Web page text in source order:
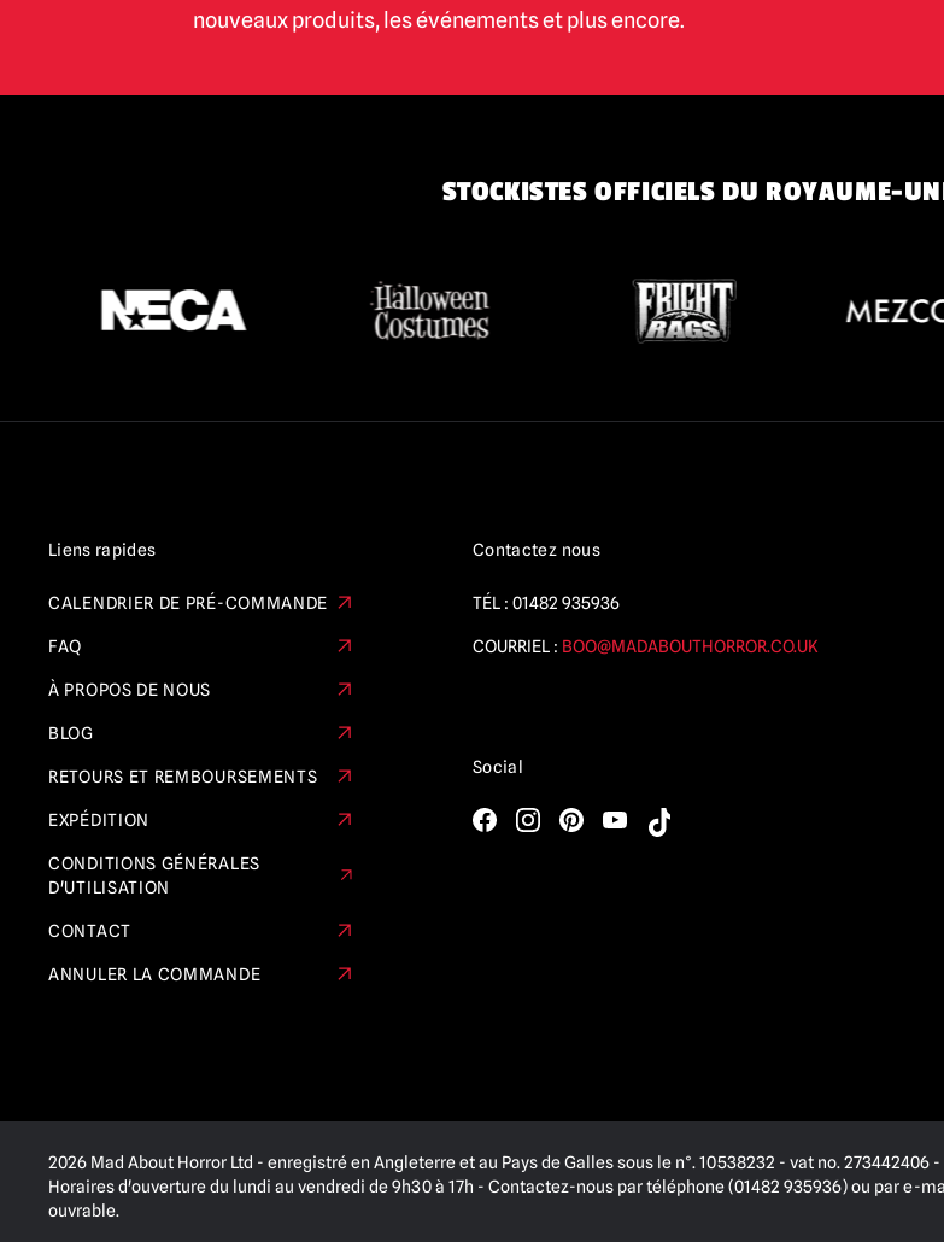
nouveaux produits, les événements et plus encore.
STOCKISTES OFFICIELS DU ROYAUME-
Liens rapides
CALENDRIER DE PRÉ-COMMANDE
FAQ
À PROPOS DE NOUS
BLOG
RETOURS ET REMBOURSEMENTS
EXPÉDITION
CONDITIONS GÉNÉRALES
D'UTILISATION
CONTACT
ANNULER LA COMMANDE
Contactez nous
TÉL : 01482 935936
COURRIEL : BOO@MADABOUTHORROR.CO.UK
Social
2026 Mad About Horror Ltd - enregistré en Angleterre et au Pays de Galles sous le n°. 10538232 - vat no. 273442406
Horaires d'ouverture du lundi au vendredi de 9h30 à 17h - Contactez-nous par téléphone (01482 935936) ou par e-
ouvrable.